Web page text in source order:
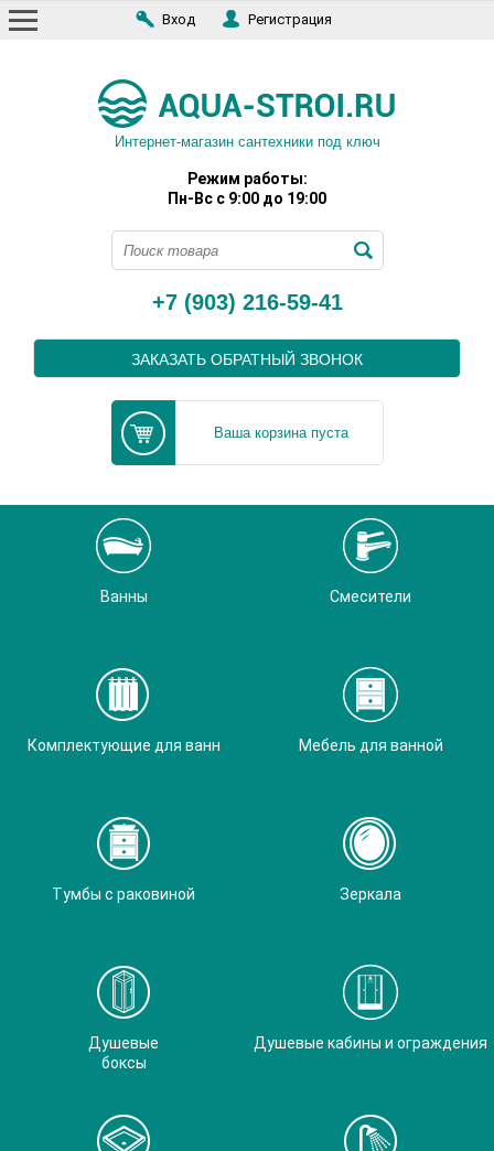
Вход Регистрация
Интернет-магазин сантехники под ключ
Режим работы:
Пн-Вс с 9:00 до 19:00
+7 (903) 216-59-41
ЗАКАЗАТЬ ОБРАТНЫЙ ЗВОНОК
Ваша корзина пуста
Ванны Смесители
Комплектующие для ванн Мебель для ванной
Тумбы с раковиной Зеркала
Душевые
боксы
Душевые кабины и ограждения